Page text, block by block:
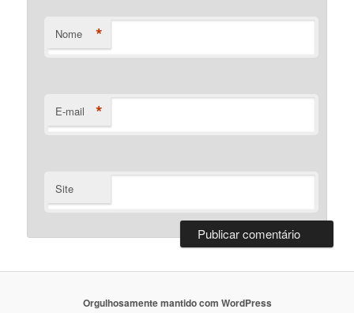
Nome *
E-mail *
Site
Orgulhosamente mantido com WordPress